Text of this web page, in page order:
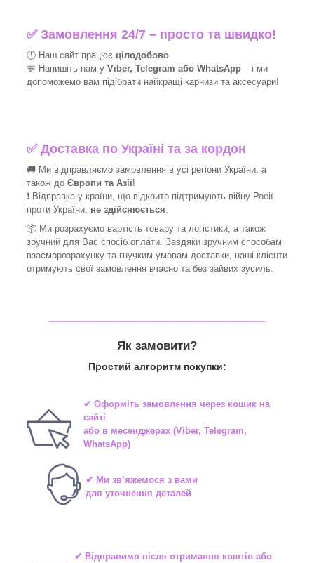
✅Замовлення 24/7 – просто та швидко!
🕘 Наш сайт працює цілодобово
💬 Напишіть нам у Viber, Telegram або WhatsApp – і ми
допоможемо вам підібрати найкращі карнизи та аксесуари!
✅Доставка по Україні та за кордон
🚚 Ми відправляємо замовлення в усі регіони України, а
також до Європи та Азії!
❗ Відправка у країни, що відкрито підтримують війну Росії
проти України, не здійснюється
📦 Ми розрахуємо вартість товару та логістики, а також
зручний для Вас спосіб оплати. Завдяки зручним способам
взаєморозрахунку та гнучким умовам доставки, наші клієнти
отримують свої замовлення вчасно та без зайвих зусиль.
Як замовити?
Простий алгоритм покупки:
✔ Оформіть замовлення через кошик на
сайті
або в месенджерах(Viber, Telegram,
WhatsApp)
✔ Ми зв’яжемося з вами
для уточнення деталей
✔ Відправимо після отримання коштів або